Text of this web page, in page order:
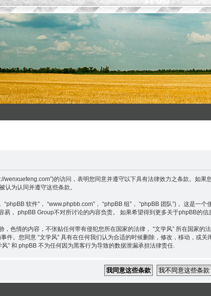
wenxuefeng.com”)的访问，表明您同意并遵守以下具有法律效力之条款。
认为认同并遵守这些条款。
软件”， “www.phpbb.com”， “phpBB 组”， “phpBB 团队”)， 这是一个
易， phpBB Group不对所讨论的内容负责。 如果希望得到更多关于phpBB的信
色情的内容，不张贴任何带有侵犯您所在国家的法律， “文学风” 所在国家
件。您同意 “文学风” 具有在任何我们认为合适的时候删除，修改，移动，或
” 和 phpBB 不为任何因为黑客行为导致的数据泄漏承担法律责任.